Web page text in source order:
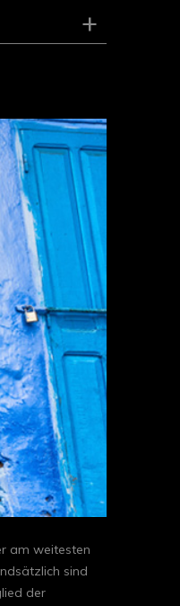
+
am weitesten
sind
der